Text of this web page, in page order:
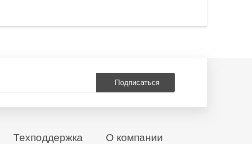
Подписаться
Техподдержка О компании